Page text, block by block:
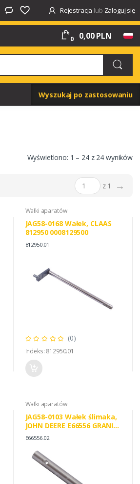
Rejestracja lub Zaloguj się
0 0,00 PLN
Wyszukaj po zastosowaniu
Wyświetlono: 1 – 24 z 24 wyników
z 1 →
Wałki aparatów
JAG58-0168 Wałek, CLAAS
812950 0008129500
812950.01
(0)
Indeks: 812950.01
Wałki aparatów
JAG58-0103 Wałek ślimaka,
JOHN DEERE E66556 GRANIT
PARTS 647E66556F
E66556.02